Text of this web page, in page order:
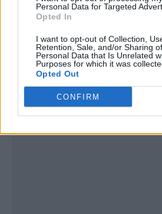
Personal Data for Targeted
Opted In
I want to opt-out of Collection,
Retention, Sale, and/or Sharing
Personal Data that Is Unrelated
Purposes for which it was
Opted Out
CONFIRM
Simeone para lanzar al
Atlético